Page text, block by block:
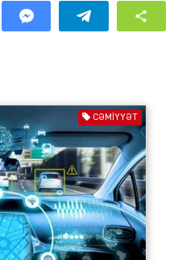
CƏMIYYƏT